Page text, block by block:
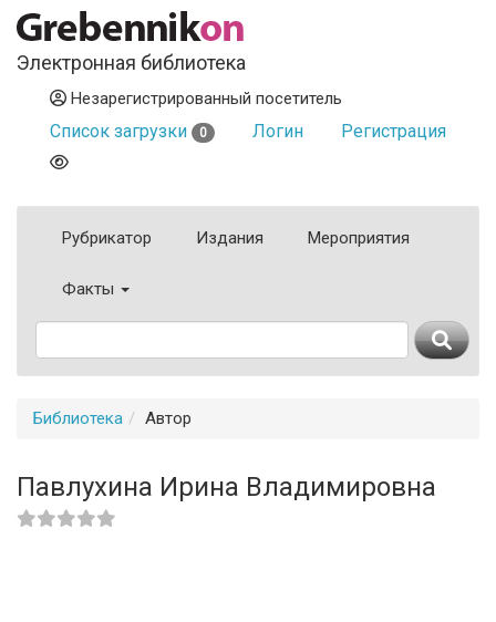
Электронная библиотека
Незарегистрированный посетитель
Список загрузки 0 Логин Регистрация
Рубрикатор Издания Мероприятия
Факты
Библиотека Автор
Павлухина Ирина Владимировна